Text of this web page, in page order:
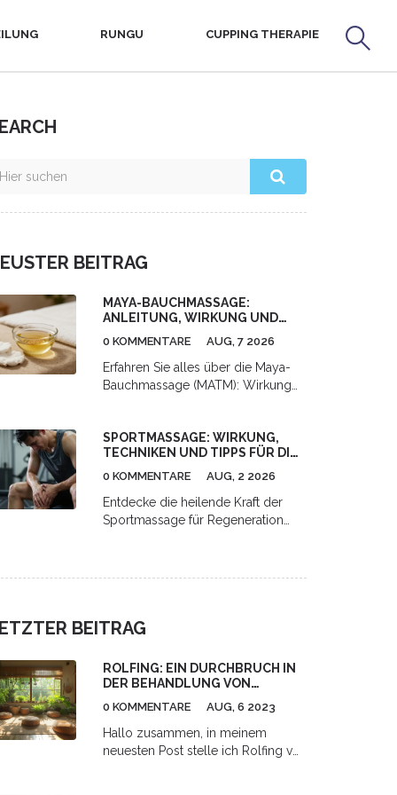
RUNGU CUPPING THERAPIE
BEITRAG
MAYA-BAUCHMASSAGE:
ANLEITUNG, WIRKUNG UND
0 KOMMENTARE AUG, 7 2026
Erfahren Sie alles über die Maya-
Bauchmassage (MATM): Wirkung
Zuhause sowie Hinweise zu Risiken
und professioneller Anwendung.
SPORTMASSAGE: WIRKUNG,
TECHNIKEN UND TIPPS FÜR DIE
0 KOMMENTARE AUG, 2 2026
Entdecke die heilende Kraft der
Sportmassage für Regeneration
BEITRAG
ROLFING: EIN DURCHBRUCH IN
DER BEHANDLUNG VON
0 KOMMENTARE AUG, 6 2023
Hallo zusammen, in meinem
neuesten Post stelle ich Rolfing vor,